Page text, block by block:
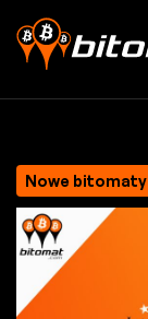
Nowe bitomaty